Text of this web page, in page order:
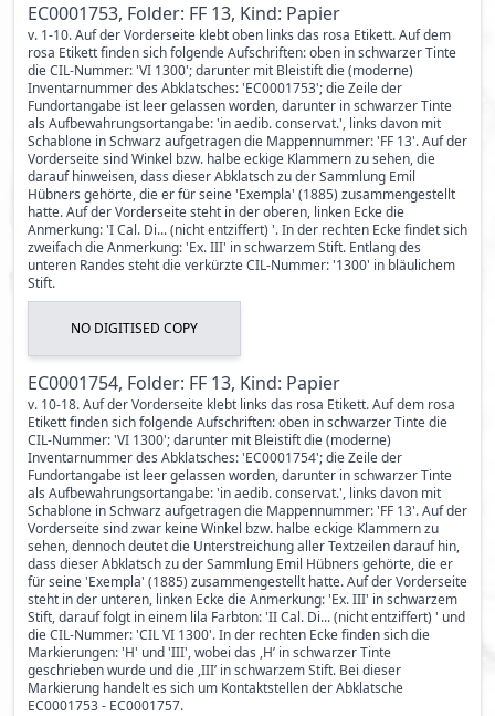
EC0001753, Folder: FF 13, Kind: Papier
v. 1-10. Auf der Vorderseite klebt oben links das rosa Etikett. Auf dem
rosa Etikett finden sich folgende Aufschriften: oben in schwarzer Tinte
die CIL-Nummer: 'VI 1300'; darunter mit Bleistift die (moderne)
Inventarnummer des Abklatsches: 'EC0001753'; die Zeile der
Fundortangabe ist leer gelassen worden, darunter in schwarzer Tinte
als Aufbewahrungsortangabe: 'in aedib. conservat.', links davon mit
Schablone in Schwarz aufgetragen die Mappennummer: 'FF 13'. Auf der
Vorderseite sind Winkel bzw. halbe eckige Klammern zu sehen, die
darauf hinweisen, dass dieser Abklatsch zu der Sammlung Emil
Hübners gehörte, die er für seine 'Exempla' (1885) zusammengestellt
hatte. Auf der Vorderseite steht in der oberen, linken Ecke die
Anmerkung: 'I Cal. Di... (nicht entziffert) '. In der rechten Ecke findet sich
zweifach die Anmerkung: 'Ex. III' in schwarzem Stift. Entlang des
unteren Randes steht die verkürzte CIL-Nummer: '1300' in bläulichem
Stift.
NO DIGITISED COPY
EC0001754, Folder: FF 13, Kind: Papier
v. 10-18. Auf der Vorderseite klebt links das rosa Etikett. Auf dem rosa
Etikett finden sich folgende Aufschriften: oben in schwarzer Tinte die
CIL-Nummer: 'VI 1300'; darunter mit Bleistift die (moderne)
Inventarnummer des Abklatsches: 'EC0001754'; die Zeile der
Fundortangabe ist leer gelassen worden, darunter in schwarzer Tinte
als Aufbewahrungsortangabe: 'in aedib. conservat.', links davon mit
Schablone in Schwarz aufgetragen die Mappennummer: 'FF 13'. Auf der
Vorderseite sind zwar keine Winkel bzw. halbe eckige Klammern zu
sehen, dennoch deutet die Unterstreichung aller Textzeilen darauf hin,
dass dieser Abklatsch zu der Sammlung Emil Hübners gehörte, die er
für seine 'Exempla' (1885) zusammengestellt hatte. Auf der Vorderseite
steht in der unteren, linken Ecke die Anmerkung: 'Ex. III' in schwarzem
Stift, darauf folgt in einem lila Farbton: 'II Cal. Di... (nicht entziffert) ' und
die CIL-Nummer: 'CIL VI 1300'. In der rechten Ecke finden sich die
Markierungen: 'H' und 'III', wobei das ,H’ in schwarzer Tinte
geschrieben wurde und die ,III’ in schwarzem Stift. Bei dieser
Markierung handelt es sich um Kontaktstellen der Abklatsche
EC0001753 - EC0001757.